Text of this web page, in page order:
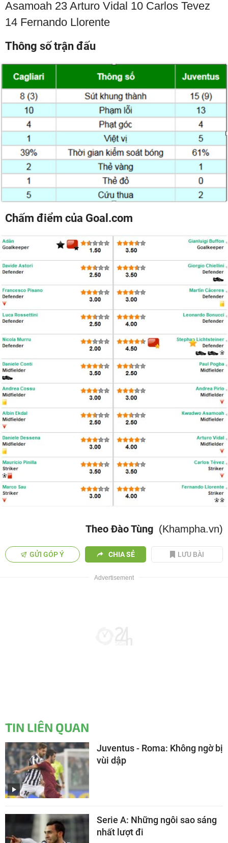
Asamoah 23 Arturo Vidal 10 Carlos Tevez
14 Fernando Llorente
Thông số trận đấu
Chấm điểm của Goal.com
Theo Đào Tùng (Khampha.vn)
GỬI GÓP Ý CHIA SẺ LƯU BÀI
TIN LIÊN QUAN
Juventus - Roma: Không ngờ bị
vùi dập
Serie A: Những ngôi sao sáng
nhất lượt đi